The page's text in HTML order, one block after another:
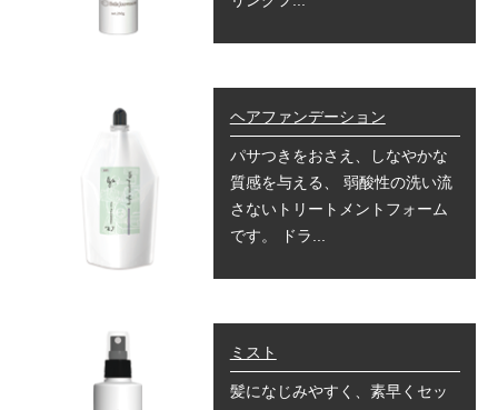
ヘアファンデーション
パサつきをおさえ、しなやかな
質感を与える、 弱酸性の洗い流
さないトリートメントフォーム
です。 ドラ...
ミスト
髪になじみやすく、素早くセッ